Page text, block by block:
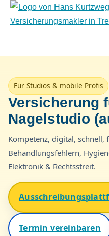
Für Studios & mobile Profis
Versicherung
Nagelstudio
Kompetenz, digital, schnell,
Behandlungsfehlern,
Elektronik & Rechtsstreit.
Termin ver­ein­baren